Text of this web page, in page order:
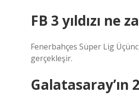
FB 3 yıldızı ne
Fenerbahçes Süper Lig
gerçekleşir.
Galatasaray’ın